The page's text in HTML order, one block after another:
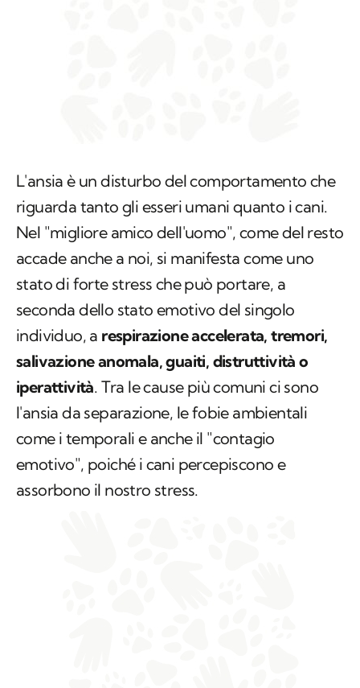
L'ansia è un disturbo del comportamento che
riguarda tanto gli esseri umani quanto i cani.
Nel "migliore amico dell'uomo", come del resto
accade anche a noi, si manifesta come uno
stato di forte stress che può portare, a
seconda dello stato emotivo del singolo
individuo, a respirazione accelerata, tremori,
salivazione anomala, guaiti, distruttività o
iperattività. Tra le cause più comuni ci sono
l'ansia da separazione, le fobie ambientali
come i temporali e anche il "contagio
emotivo", poiché i cani percepiscono e
assorbono il nostro stress.